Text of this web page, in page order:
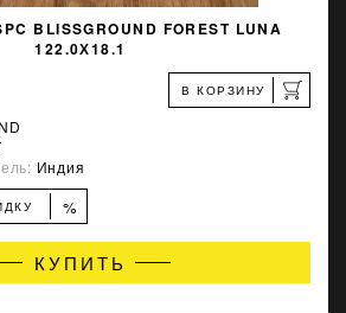
BLISSGROUND FOREST LUNA
122.0Х18.1
В КОРЗИНУ
Индия
%
КУПИТЬ